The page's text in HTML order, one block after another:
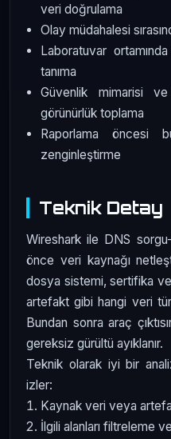
veri doğrulama
Olay müdahalesi
Laboratuvar
tanıma
Güvenlik mimarisi ve
görünürlük toplama
Raporlama öncesi
zenginleştirme
Teknik Detay
Wireshark ile DNS
önce veri kaynağı
dosya sistemi, sertifika
artefakt gibi hangi veri
Bundan sonra araç
gereksiz gürültü ayıklanır.
Teknik olarak iyi bir
izler:
Kaynak veri veya
İlgili alanları filtreleme